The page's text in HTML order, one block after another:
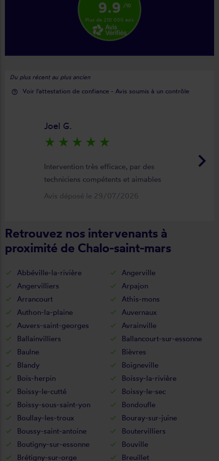
9.9 /10
Plus de 210 000 avis
Du plus récent au plus ancien
help_outline Voir l'attestation de confiance - Avis soumis à un contrôle
keyboard_arrow_right
Joel G.
star_rate star_rate star_rate star_rate star_rate
Intervention très efficace, par des
techniciens compétents et aimables
Avis déposé le 29/07/2026
Retrouvez nos intervenants à
proximité de Chalo-saint-mars
Abbéville-la-rivière
Angerville
Angervilliers
Arpajon
Arrancourt
Athis-mons
Authon-la-plaine
Auvernaux
Auvers-saint-georges
Avrainville
Ballainvilliers
Ballancourt-sur-essonne
Baulne
Bièvres
Blandy
Boigneville
Bois-herpin
Boissy-la-rivière
Boissy-le-cutté
Boissy-le-sec
Boissy-sous-saint-yon
Bondoufle
Boullay-les-troux
Bouray-sur-juine
Boussy-saint-antoine
Boutervilliers
Boutigny-sur-essonne
Bouville
Brétigny-sur-orge
Breuillet